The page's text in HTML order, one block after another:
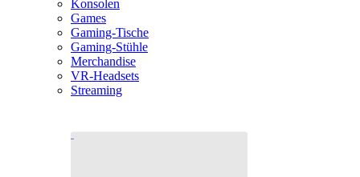
Konsolen
Games
Gaming-Tische
Gaming-Stühle
Merchandise
VR-Headsets
Streaming